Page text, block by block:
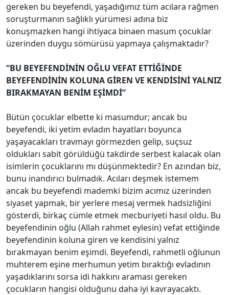
gereken bu beyefendi, yaşadığımız tüm acılara rağmen
soruşturmanın sağlıklı yürümesi adına biz
konuşmazken hangi ihtiyaca binaen masum çocuklar
üzerinden duygu sömürüsü yapmaya çalışmaktadır?
“BU BEYEFENDİNİN OĞLU VEFAT ETTİĞİNDE
BEYEFENDİNİN KOLUNA GİREN VE KENDİSİNİ YALNIZ
BIRAKMAYAN BENİM EŞİMDİ”
Bütün çocuklar elbette ki masumdur; ancak bu
beyefendi, iki yetim evladın hayatları boyunca
yaşayacakları travmayı görmezden gelip, suçsuz
oldukları sabit görüldüğü takdirde serbest kalacak olan
isimlerin çocuklarını mı düşünmektedir? En azından biz,
bunu inandırıcı bulmadık. Acıları deşmek istemem
ancak bu beyefendi mademki bizim acımız üzerinden
siyaset yapmak, bir yerlere mesaj vermek hadsizliğini
gösterdi, birkaç cümle etmek mecburiyeti hasıl oldu. Bu
beyefendinin oğlu (Allah rahmet eylesin) vefat ettiğinde
beyefendinin koluna giren ve kendisini yalnız
bırakmayan benim eşimdi. Beyefendi, rahmetli oğlunun
muhterem eşine merhumun yetim bıraktığı evladının
yaşadıklarını sorsa idi hakkını araması gereken
çocukların hangisi olduğunu daha iyi kavrayacaktı.